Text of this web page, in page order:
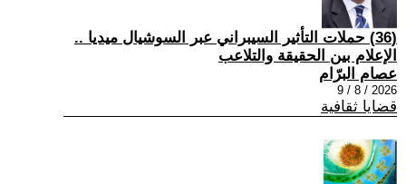
(36) حملات التأثير السيبراني عبر السوشيال ميديا ..
الإعلام بين الحقيقة والتلاعب
عصام البرّام
2026 / 8 / 9
قضايا ثقافية